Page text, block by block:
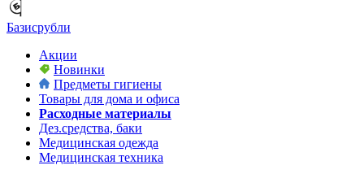
Базисрубли
Акции
Новинки
Предметы гигиены
Товары для дома и офиса
Расходные материалы
Дез.средства, баки
Медицинская одежда
Медицинская техника